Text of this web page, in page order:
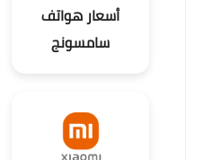
أسعار هواتف
سامسونج